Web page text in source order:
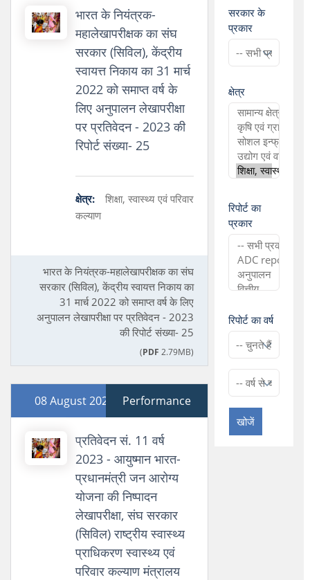
सरकार के
प्रकार
क्षेत्र
रिपोर्ट का
प्रकार
रिपोर्ट का वर्ष
खोजें
भारत के नियंत्रक-
महालेखापरीक्षक का संघ
सरकार (सिविल), केंद्रीय
स्वायत्त निकाय का 31 मार्च
2022 को समाप्त वर्ष के
लिए अनुपालन लेखापरीक्षा
पर प्रतिवेदन - 2023 की
रिपोर्ट संख्या- 25
क्षेत्र:
शिक्षा, स्वास्थ्य एवं परिवार
कल्याण
भारत के नियंत्रक-महालेखापरीक्षक का संघ
सरकार (सिविल), केंद्रीय स्वायत्त निकाय का
31 मार्च 2022 को समाप्त वर्ष के लिए
अनुपालन लेखापरीक्षा पर प्रतिवेदन - 2023
की रिपोर्ट संख्या- 25
(PDF 2.79MB)
08 August 2023 Performance
प्रतिवेदन सं. 11 वर्ष
2023 - आयुष्मान भारत-
प्रधानमंत्री जन आरोग्य
योजना की निष्पादन
लेखापरीक्षा, संघ सरकार
(सिविल) राष्ट्रीय स्वास्थ्य
प्राधिकरण स्वास्थ्य एवं
परिवार कल्याण मंत्रालय